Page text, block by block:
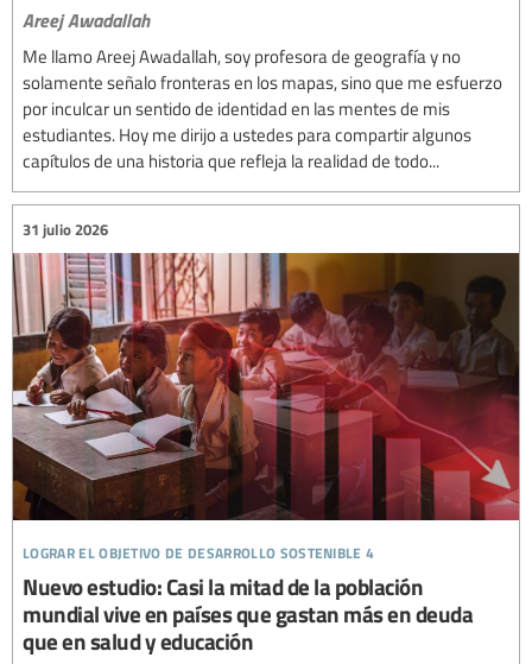
Areej Awadallah
Me llamo Areej Awadallah, soy profesora de geografía y no
solamente señalo fronteras en los mapas, sino que me esfuerzo
por inculcar un sentido de identidad en las mentes de mis
estudiantes. Hoy me dirijo a ustedes para compartir algunos
capítulos de una historia que refleja la realidad de todo...
lograr el objetivo de desarrollo sostenible 4
31 julio 2026
Nuevo estudio: Casi la mitad de la población
mundial vive en países que gastan más en deuda
que en salud y educación